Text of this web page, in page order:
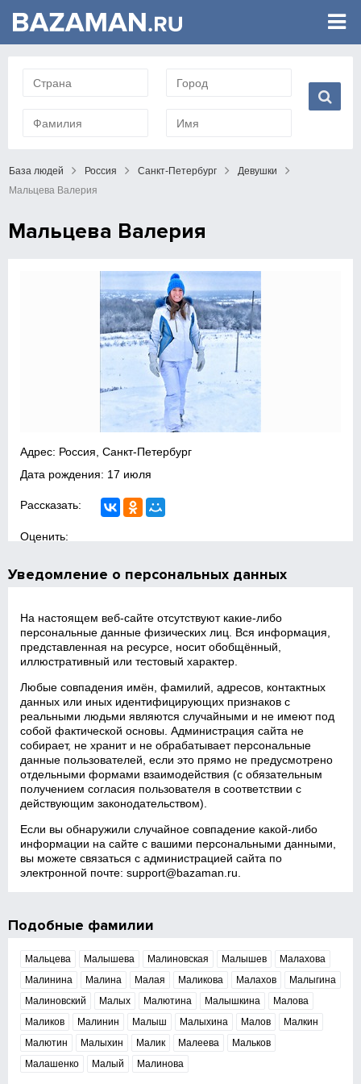
База людей Россия Санкт-Петербург
Девушки
Мальцева Валерия
Мальцева Валерия
Адрес: Россия, Санкт-Петербург
Дата рождения: 17 июля
Рассказать:
Оценить:
Уведомление о персональных данных
На настоящем веб‑сайте отсутствуют какие‑либо
персональные данные физических лиц. Вся информация,
представленная на ресурсе, носит обобщённый,
иллюстративный или тестовый характер.
Любые совпадения имён, фамилий, адресов, контактных
данных или иных идентифицирующих признаков с
реальными людьми являются случайными и не имеют под
собой фактической основы. Администрация сайта не
собирает, не хранит и не обрабатывает персональные
данные пользователей, если это прямо не предусмотрено
отдельными формами взаимодействия (с обязательным
получением согласия пользователя в соответствии с
действующим законодательством).
Если вы обнаружили случайное совпадение какой‑либо
информации на сайте с вашими персональными данными,
вы можете связаться с администрацией сайта по
электронной почте:support@bazaman.ru
Подобные фамилии
Мальцева Малышева Малиновская Малышев
Малахова
Малинина
Малина Малая Маликова Малахов
Малыгина
Малиновский
Малых Малютина Малышкина
Малова
Маликов
Малинин Малыш Малыхина Малов
Малкин
Малютин
Малыхин Малик Малеева
Мальков
Малашенко
Малый Малинова